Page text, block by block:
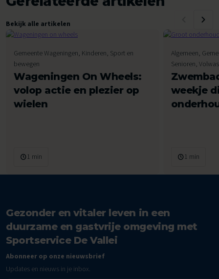
Bekijk alle artikelen
Gemeente Wageningen, Kinderen, Sport en
bewegen
Wageningen On Wheels:
volop actie en plezier op
wielen
1 min
Algemeen,
Senioren,
weekje
1 min
Gezonder en vitaler leven in een
duurzame en gastvrije omgeving met
Sportservice De Vallei
Abonneer op onze nieuwsbrief
Updates en nieuws in je inbox.